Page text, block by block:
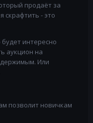
продаёт за
скрафтить - это
интересно
аукцион на
Или
позволит новичкам